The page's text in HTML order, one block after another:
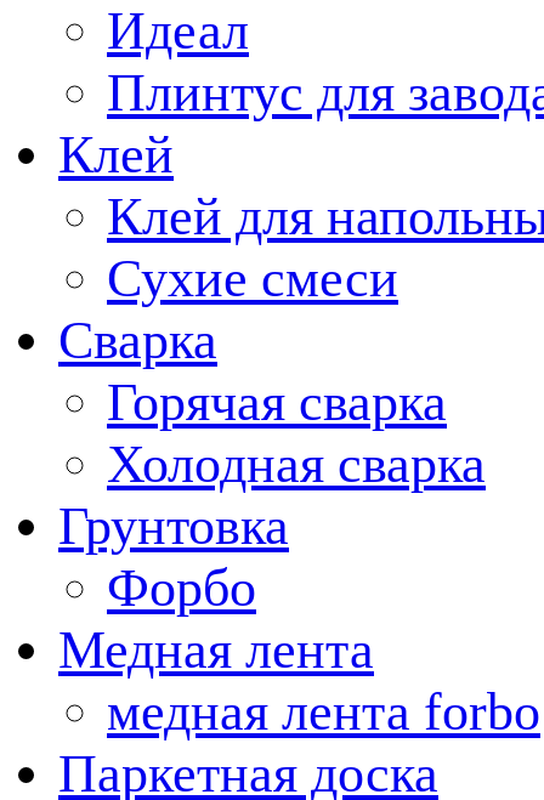
Идеал
Плинтус для
Клей
Клей для
Сухие смеси
Сварка
Горячая сварка
Холодная сварка
Грунтовка
Форбо
Медная лента
медная лента forbo
Паркетная доска